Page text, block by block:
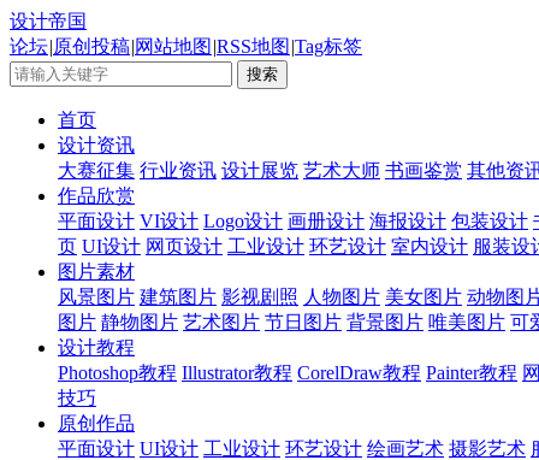
设计帝国
论坛|原创投稿|网站地图 |RSS地图 |Tag标签
首页
设计资讯
大赛征集 行业资讯 设计展览 艺术大师 书画鉴赏 其他资
作品欣赏
平面设计 VI设计 Logo设计 画册设计 海报设计 包装设计
页 UI设计 网页设计 工业设计 环艺设计 室内设计 服装设
图片素材
风景图片 建筑图片 影视剧照 人物图片 美女图片 动物图
图片 静物图片 艺术图片 节日图片 背景图片 唯美图片 可
设计教程
Photoshop教程 Illustrator教程 CorelDraw教程 Painter教程
技巧
原创作品
平面设计 UI设计 工业设计 环艺设计 绘画艺术 摄影艺术